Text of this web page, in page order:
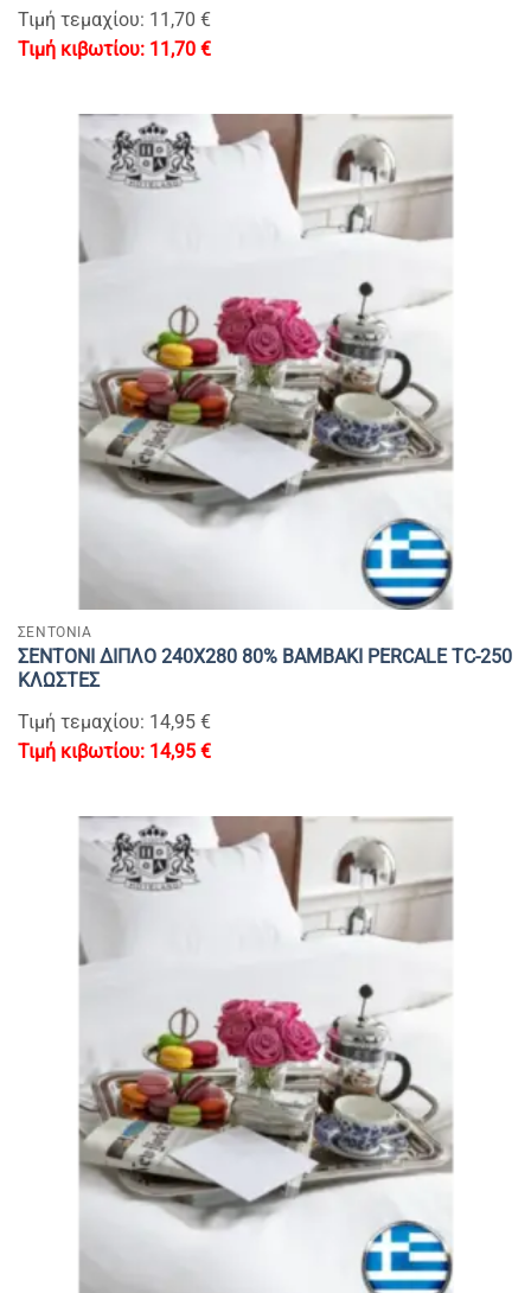
Τιμή τεμαχίου: 11,70 €
11,70 €
ΣΕΝΤΟΝΙΑ
ΣΕΝΤΟΝΙ ΔΙΠΛΟ 240Χ280 80% BAMBAKI PERCALE TC-250
ΚΛΩΣΤΕΣ
Τιμή τεμαχίου: 14,95 €
14,95 €